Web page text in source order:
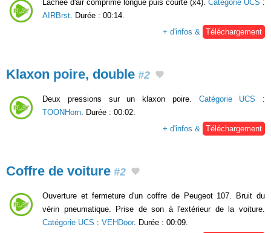
Lachée d'air comprimé longue puis courte (x4). Catégorie UCS :
AIRBrst. Durée : 00:14.
+ d'infos & Téléchargement
Klaxon poire, double #2
Deux pressions sur un klaxon poire. Catégorie UCS :
TOONHorn . Durée : 00:02.
+ d'infos &
Téléchargement
Coffre de voiture #2
Ouverture et fermeture d'un coffre de Peugeot 107. Bruit du
vérin pneumatique. Prise de son à l'extérieur de la voiture.
Catégorie UCS : VEHDoor. Durée : 00:09.